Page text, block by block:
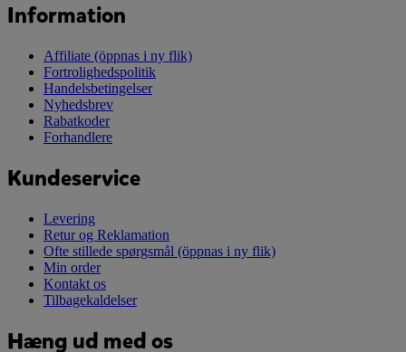
Information
Affiliate (öppnas i ny flik)
Fortrolighedspolitik
Handelsbetingelser
Nyhedsbrev
Rabatkoder
Forhandlere
Kundeservice
Levering
Retur og Reklamation
Ofte stillede spørgsmål (öppnas i ny flik)
Min order
Kontakt os
Tilbagekaldelser
Hæng ud med os